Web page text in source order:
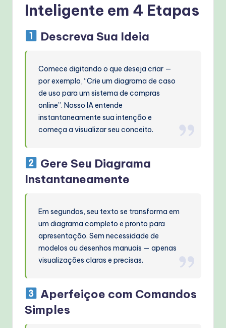
Inteligente em 4 Etapas
Descreva Sua Ideia
Comece digitando o que deseja criar —
por exemplo, “Crie um diagrama de caso
de uso para um sistema de compras
online”. Nosso IA entende
instantaneamente sua intenção e
começa a visualizar seu conceito.
Gere Seu Diagrama
Instantaneamente
Em segundos, seu texto se transforma em
um diagrama completo e pronto para
apresentação. Sem necessidade de
modelos ou desenhos manuais — apenas
visualizações claras e precisas.
Aperfeiçoe com Comandos
Simples